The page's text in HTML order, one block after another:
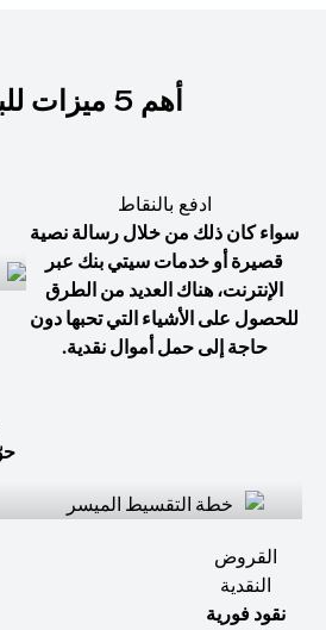
أهم 5 ميزات للبطاقة
ادفع بالنقاط
سواء كان ذلك من خلال رسالة نصية
قصيرة أو خدمات سيتي بنك عبر
الإنترنت، هناك العديد من الطرق
للحصول على الأشياء التي تحبها دون
حاجة إلى حمل أموال نقدية.
القروض
النقدية
نقود فورية